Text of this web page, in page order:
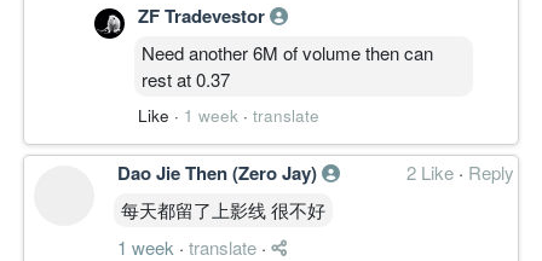
ZF Tradevestor
Need another 6M of volume then can
rest at 0.37
Like · 1 week · translate
Dao Jie Then (Zero Jay) 2 Like · Reply
每天都留了上影线 很不好
1 week · translate ·